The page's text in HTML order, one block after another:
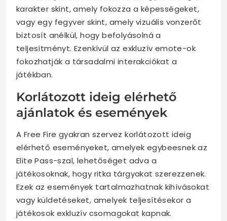
karakter skint, amely fokozza a képességeket,
vagy egy fegyver skint, amely vizuális vonzerőt
biztosít anélkül, hogy befolyásolná a
teljesítményt. Ezenkívül az exkluzív emote-ok
fokozhatják a társadalmi interakciókat a
játékban.
Korlátozott ideig elérhető
ajánlatok és események
A Free Fire gyakran szervez korlátozott ideig
elérhető eseményeket, amelyek egybeesnek az
Elite Pass-szal, lehetőséget adva a
játékosoknak, hogy ritka tárgyakat szerezzenek.
Ezek az események tartalmazhatnak kihívásokat
vagy küldetéseket, amelyek teljesítésekor a
játékosok exkluzív csomagokat kapnak.